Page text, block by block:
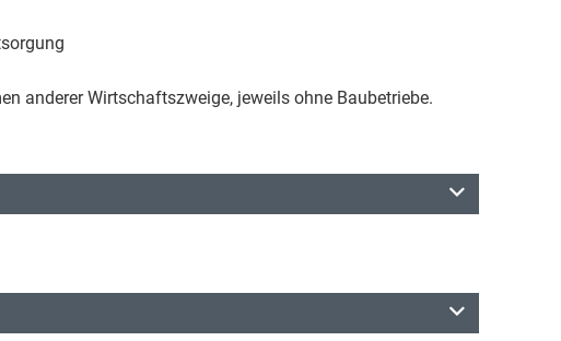
anderer Wirtschaftszweige, jeweils ohne Baubetriebe.